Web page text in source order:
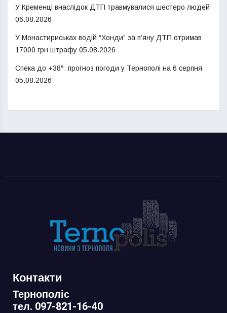
У Кременці внаслідок ДТП травмувалися шестеро людей
06.08.2026
У Монастириськах водій “Хонди” за п’яну ДТП отримав
17000 грн штрафу 05.08.2026
Спека до +38°: прогноз погоди у Тернополі на 6 серпня
05.08.2026
Контакти
Тернополіс
тел. 097-821-16-40